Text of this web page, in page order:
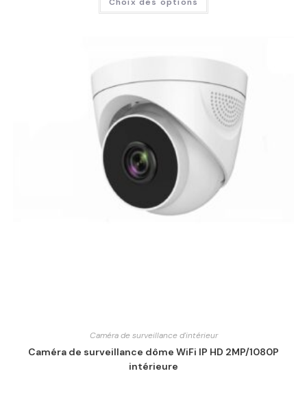
Caméra de surveillance d'intérieur
Caméra de surveillance dôme WiFi IP HD 2MP/1080P
intérieure